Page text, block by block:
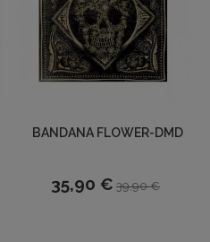
BANDANA FLOWER-DMD
35,90 € 39,90 €